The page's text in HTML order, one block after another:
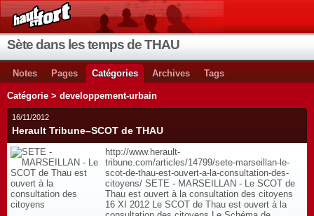
Sète dans les temps de THAU
Notes Pages Catégories Archives Tags
Catégorie > developpement-urbain
16/11/2012
Herault Tribune–SCOT de THAU
http://www.herault-
tribune.com/articles/14799/sete-marseillan-le-
scot-de-thau-est-ouvert-a-la-consultation-des-
citoyens/ SETE - MARSEILLAN - Le SCOT de
Thau est ouvert à la consultation des citoyens
16 XI 2012 Le SCOT de Thau est ouvert à la